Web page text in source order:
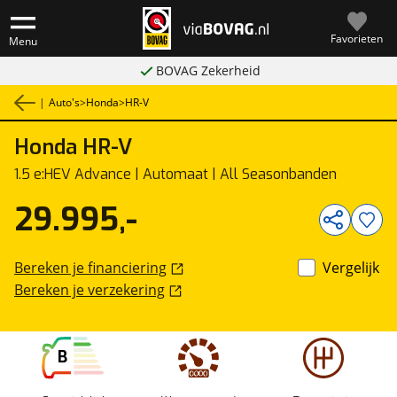
Menu Favorieten
BOVAG Zekerheid
| Auto's>Honda>HR-V
Honda HR-V
1.5 e:HEV Advance | Automaat | All Seasonbanden
B
29.995,-
Bereken je financiering
Bereken je verzekering
Vergelijk